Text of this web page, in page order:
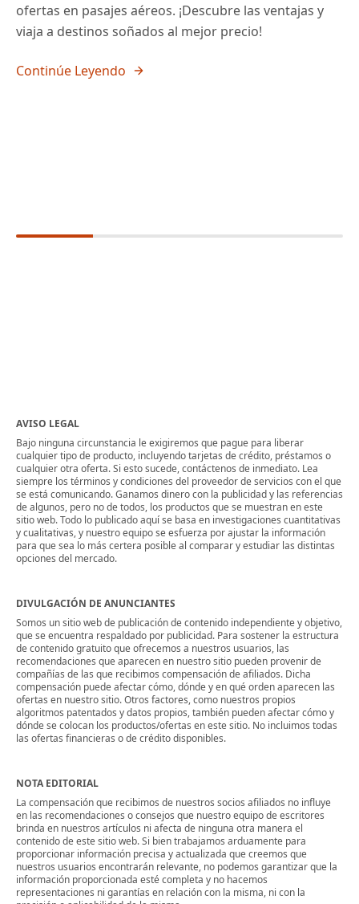
ofertas en pasajes aéreos. ¡Descubre las ventajas y
viaja a destinos soñados al mejor precio!
Continúe Leyendo
AVISO LEGAL
Bajo ninguna circunstancia le exigiremos que pague para liberar
cualquier tipo de producto, incluyendo tarjetas de crédito, préstamos o
cualquier otra oferta. Si esto sucede, contáctenos de inmediato. Lea
siempre los términos y condiciones del proveedor de servicios con el que
se está comunicando. Ganamos dinero con la publicidad y las referencias
de algunos, pero no de todos, los productos que se muestran en este
sitio web. Todo lo publicado aquí se basa en investigaciones cuantitativas
y cualitativas, y nuestro equipo se esfuerza por ajustar la información
para que sea lo más certera posible al comparar y estudiar las distintas
opciones del mercado.
DIVULGACIÓN DE ANUNCIANTES
Somos un sitio web de publicación de contenido independiente y objetivo,
que se encuentra respaldado por publicidad. Para sostener la estructura
de contenido gratuito que ofrecemos a nuestros usuarios, las
recomendaciones que aparecen en nuestro sitio pueden provenir de
compañías de las que recibimos compensación de afiliados. Dicha
compensación puede afectar cómo, dónde y en qué orden aparecen las
ofertas en nuestro sitio. Otros factores, como nuestros propios
algoritmos patentados y datos propios, también pueden afectar cómo y
dónde se colocan los productos/ofertas en este sitio. No incluimos todas
las ofertas financieras o de crédito disponibles.
NOTA EDITORIAL
La compensación que recibimos de nuestros socios afiliados no influye
en las recomendaciones o consejos que nuestro equipo de escritores
brinda en nuestros artículos ni afecta de ninguna otra manera el
contenido de este sitio web. Si bien trabajamos arduamente para
proporcionar información precisa y actualizada que creemos que
nuestros usuarios encontrarán relevante, no podemos garantizar que la
información proporcionada esté completa y no hacemos
representaciones ni garantías en relación con la misma, ni con la